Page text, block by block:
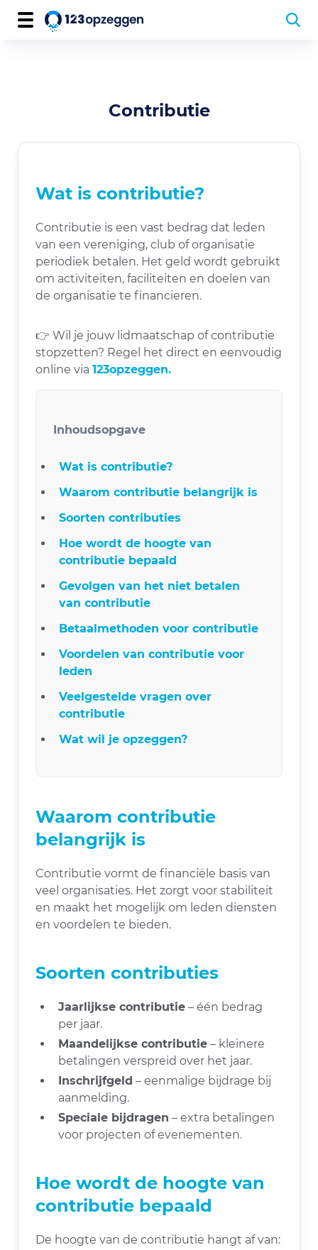
Contributie
Wat is contributie?
Contributie is een vast bedrag dat leden
van een vereniging, club of organisatie
periodiek betalen. Het geld wordt gebruikt
om activiteiten, faciliteiten en doelen van
de organisatie te financieren.
👉 Wil je jouw lidmaatschap of contributie
stopzetten? Regel het direct en eenvoudig
online via 123opzeggen.
Inhoudsopgave
Wat is contributie?
Waarom contributie belangrijk is
Soorten contributies
Hoe wordt de hoogte van
contributie bepaald
Gevolgen van het niet betalen
van contributie
Betaalmethoden voor contributie
Voordelen van contributie voor
leden
Veelgestelde vragen over
contributie
Wat wil je opzeggen?
Waarom contributie
belangrijk is
Contributie vormt de financiële basis van
veel organisaties. Het zorgt voor stabiliteit
en maakt het mogelijk om leden diensten
en voordelen te bieden.
Soorten contributies
Jaarlijkse contributie – één bedrag
per jaar.
Maandelijkse contributie – kleinere
betalingen verspreid over het jaar.
Inschrijfgeld – eenmalige bijdrage bij
aanmelding.
Speciale bijdragen – extra betalingen
voor projecten of evenementen.
Hoe wordt de hoogte van
contributie bepaald
De hoogte van de contributie hangt af van: